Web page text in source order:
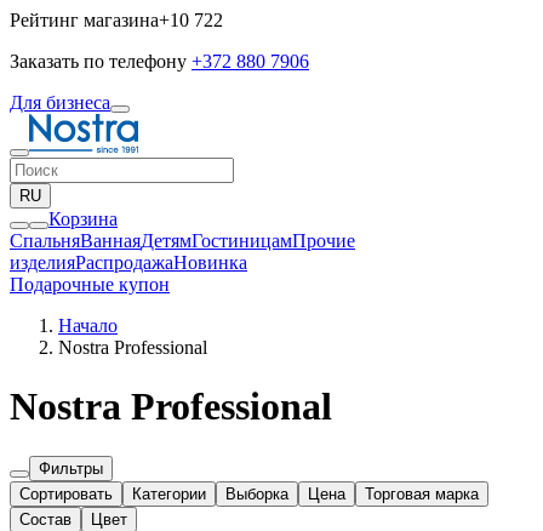
Рейтинг магазина+10 722
Заказать по телефону +372 880 7906
Для бизнеса
RU
Корзина
СпальняВаннаяДетямГостиницамПрочие
изделияPаспродажаНовинка
Подарочные купон
Начало
Nostra Professional
Nostra Professional
Фильтры
Сортировать
Категории Выборка Цена
Торговая марка
Состав
Цвет